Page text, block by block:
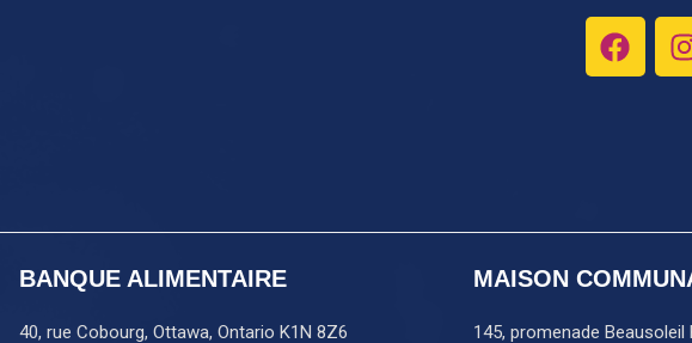
BANQUE ALIMENTAIRE
40, rue Cobourg, Ottawa, Ontario K1N 8Z6
MAISON
145, promenade Beausoleil